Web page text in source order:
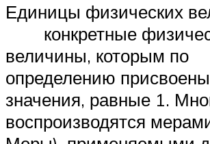
Единицы физических
конкретные
величины, которым по
определению
значения, равные 1.
воспроизводятся